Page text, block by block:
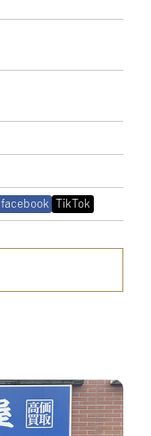
facebook TikTok